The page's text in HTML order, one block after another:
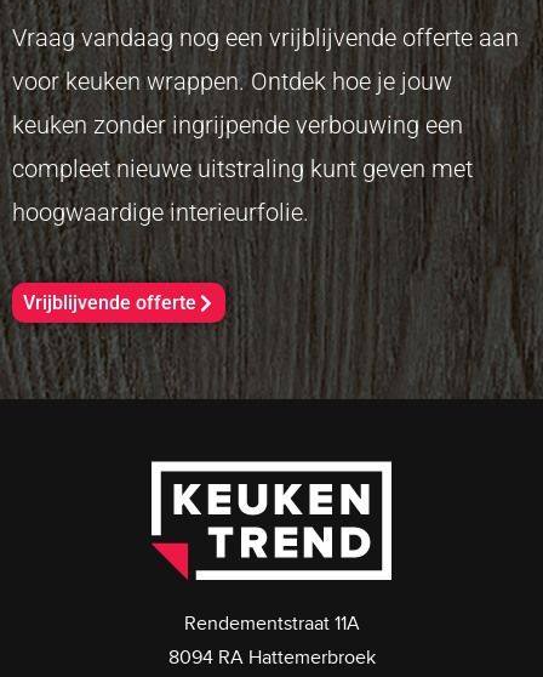
Vraag vandaag nog een vrijblijvende offerte aan
voor keuken wrappen. Ontdek hoe je jouw
keuken zonder ingrijpende verbouwing een
compleet nieuwe uitstraling kunt geven met
hoogwaardige interieurfolie.
Vrijblijvende offerte
Rendementstraat 11A
8094 RA Hattemerbroek